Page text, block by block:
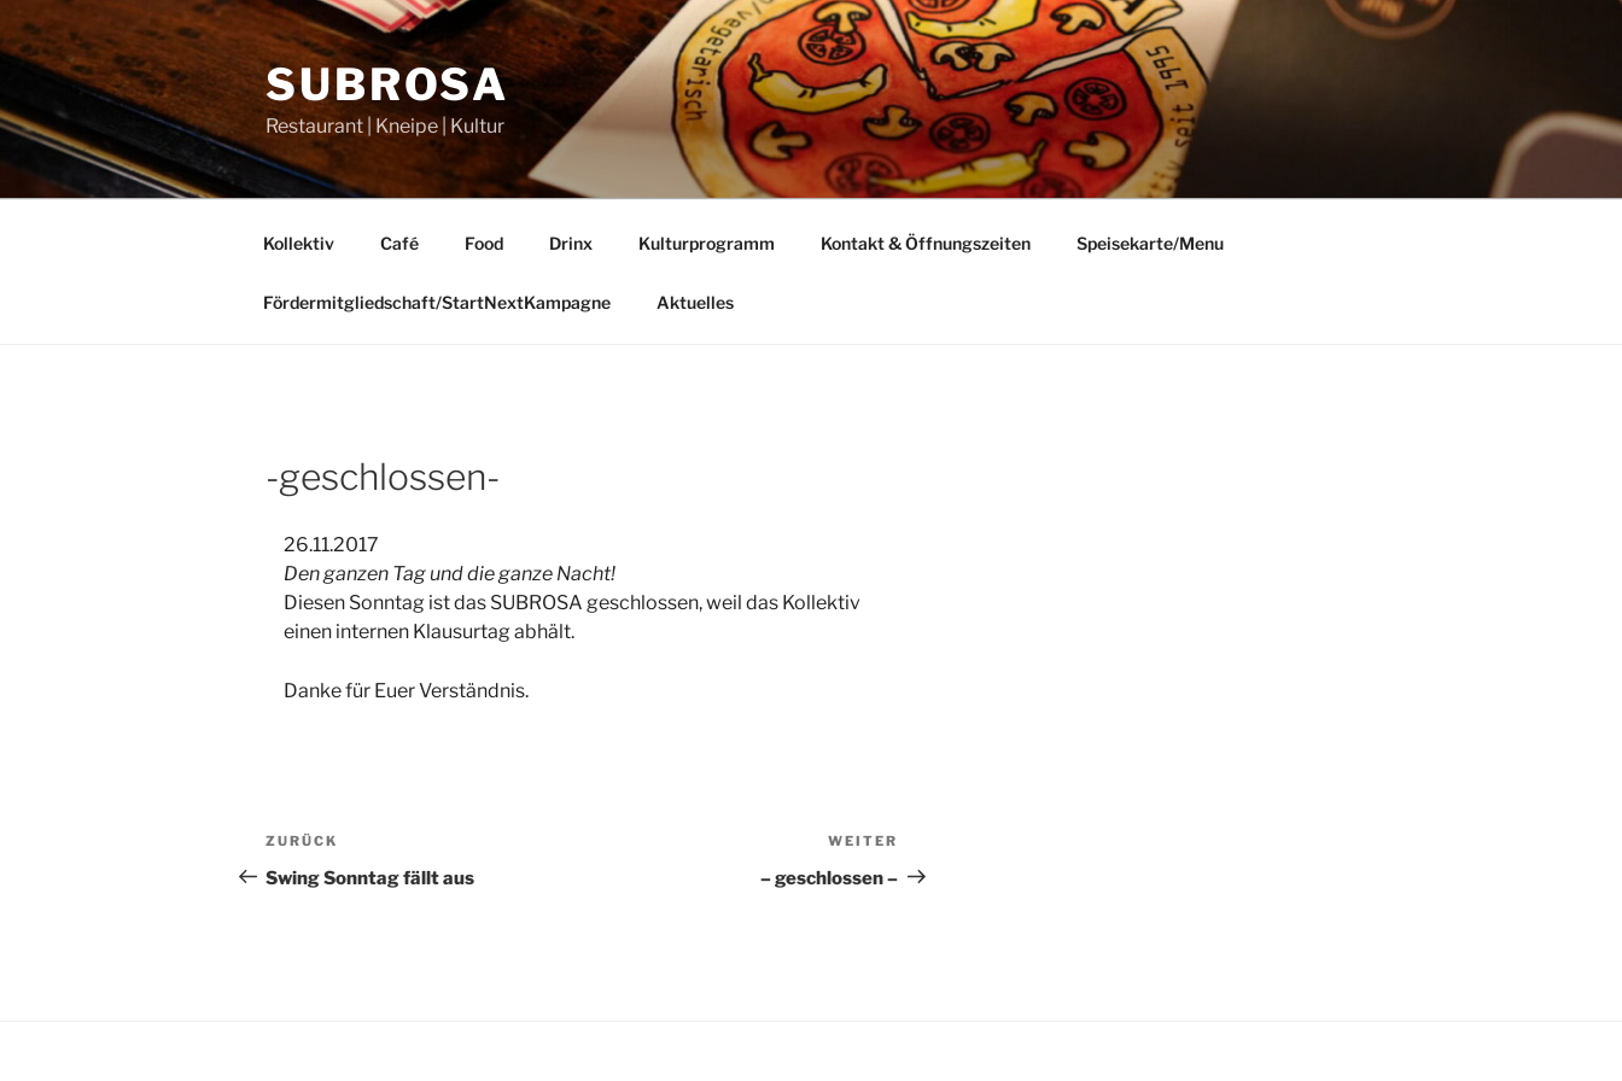
Inhalt
springen
SUBROSA
Restaurant | Kneipe | Kultur
Kollektiv Café Food Drinx Kulturprogramm Kontakt & Öffnungszeiten Speisekarte/Menu
Fördermitgliedschaft/StartNextKampagne Aktuelles
-geschlossen-
26.11.2017
Den ganzen Tag und die ganze Nacht!
Diesen Sonntag ist das SUBROSA geschlossen, weil das Kollektiv
einen internen Klausurtag abhält.
Danke für Euer Verständnis.
Beitragsnavigation
Vorheriger
Beitrag
ZURÜCK
Swing Sonntag fällt aus
Beitrag
WEITER
– geschlossen –